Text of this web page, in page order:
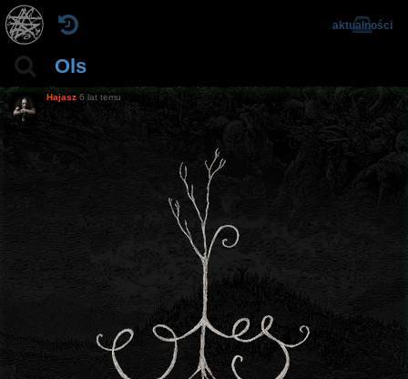
Ols
aktualności
Hajasz 6 lat temu